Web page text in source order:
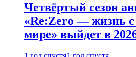
Четвёртый сезон
«Re:Zero — жизнь с
мире» выйдет в